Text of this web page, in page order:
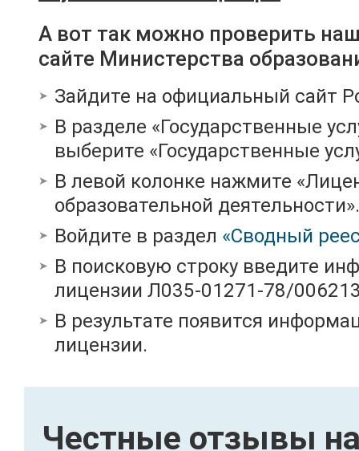
А вот так можно проверить
сайте Министерства
Зайдите на официальный сайт
В разделе «Государственные
выберите «Государственные
В левой колонке нажмите
образовательной деятельности».
Войдите в раздел «Сводный
В поисковую строку введите
лицензии Л035-01271-78/
В результате появится
лицензии.
Честные отзывы